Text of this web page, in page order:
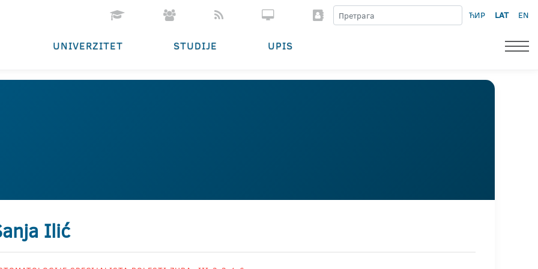
ЋИР LAT EN
UNIVERZITET STUDIJE UPIS
Ilić